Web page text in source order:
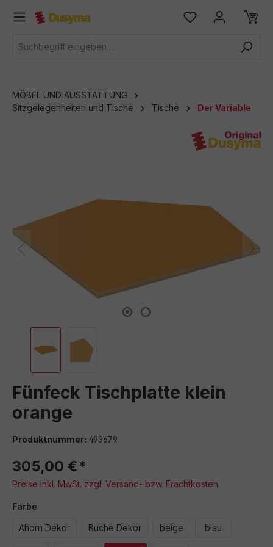
springen
MÖBEL UND AUSSTATTUNG
Sitzgelegenheiten und Tische
Tische Der Variable
Fünfeck Tischplatte klein
orange
Produktnummer: 493679
305,00 €*
Preise inkl. MwSt. zzgl. Versand- bzw. Frachtkosten
Farbe
Ahorn Dekor Buche Dekor beige blau